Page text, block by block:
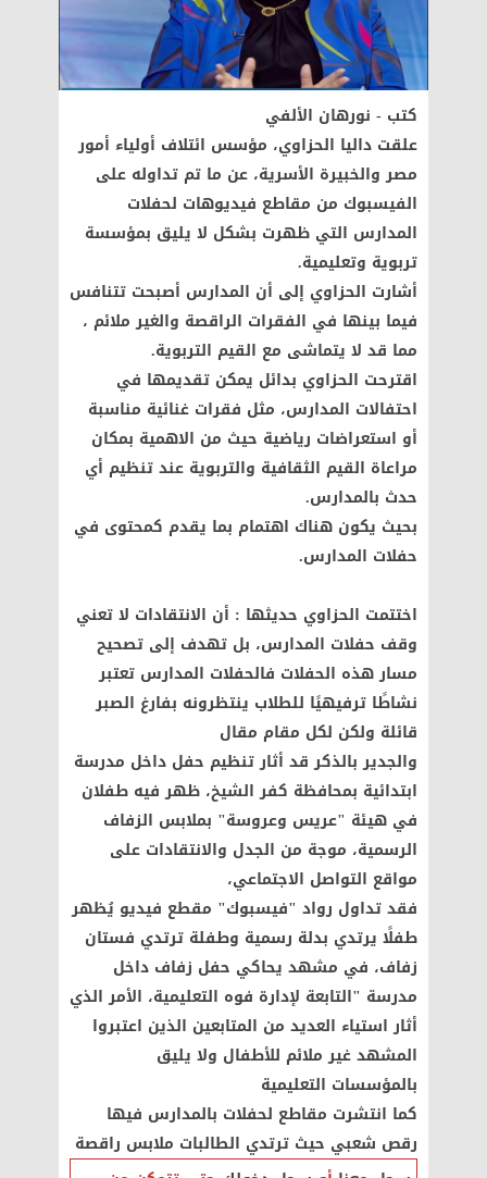
كتب - نورهان الألفي
علقت داليا الحزاوي، مؤسس ائتلاف أولياء أمور
مصر والخبيرة الأسرية، عن ما تم تداوله على
الفيسبوك من مقاطع فيديوهات لحفلات
المدارس التي ظهرت بشكل لا يليق بمؤسسة
تربوية وتعليمية.
أشارت الحزاوي إلى أن المدارس أصبحت تتنافس
فيما بينها في الفقرات الراقصة والغير ملائم ،
مما قد لا يتماشى مع القيم التربوية.
اقترحت الحزاوي بدائل يمكن تقديمها في
احتفالات المدارس، مثل فقرات غنائية مناسبة
أو استعراضات رياضية حيث من الاهمية بمكان
مراعاة القيم الثقافية والتربوية عند تنظيم أي
حدث بالمدارس.
بحيث يكون هناك اهتمام بما يقدم كمحتوى في
حفلات المدارس.
اختتمت الحزاوي حديثها : أن الانتقادات لا تعني
وقف حفلات المدارس، بل تهدف إلى تصحيح
مسار هذه الحفلات فالحفلات المدارس تعتبر
نشاطًا ترفيهيًا للطلاب ينتظرونه بفارغ الصبر
قائلة ولكن لكل مقام مقال
والجدير بالذكر قد أثار تنظيم حفل داخل مدرسة
ابتدائية بمحافظة كفر الشيخ، ظهر فيه طفلان
في هيئة "عريس وعروسة" بملابس الزفاف
الرسمية، موجة من الجدل والانتقادات على
مواقع التواصل الاجتماعي،
فقد تداول رواد "فيسبوك" مقطع فيديو يُظهر
طفلًا يرتدي بدلة رسمية وطفلة ترتدي فستان
زفاف، في مشهد يحاكي حفل زفاف داخل
مدرسة "التابعة لإدارة فوه التعليمية، الأمر الذي
أثار استياء العديد من المتابعين الذين اعتبروا
المشهد غير ملائم للأطفال ولا يليق
بالمؤسسات التعليمية
كما انتشرت مقاطع لحفلات بالمدارس فيها
رقص شعبي حيث ترتدي الطالبات ملابس راقصة